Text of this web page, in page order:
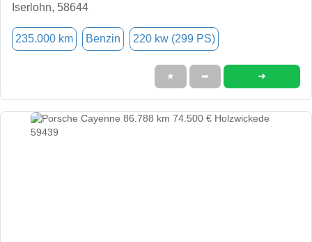
Iserlohn, 58644
235.000 km Benzin 220 kw (299 PS)
★ ➦ ➜